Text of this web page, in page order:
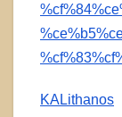
KALithanos